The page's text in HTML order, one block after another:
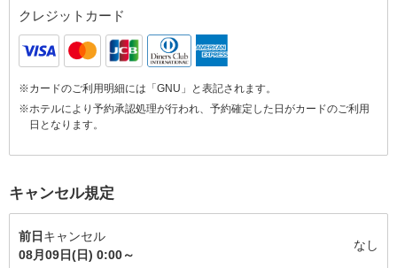
クレジットカード
※カードのご利用明細には「GNU」と表記されます。
※ホテルにより予約承認処理が行われ、予約確定した日がカードのご利用
日となります。
キャンセル規定
前日 キャンセル
08月09日(日) 0:00～
なし